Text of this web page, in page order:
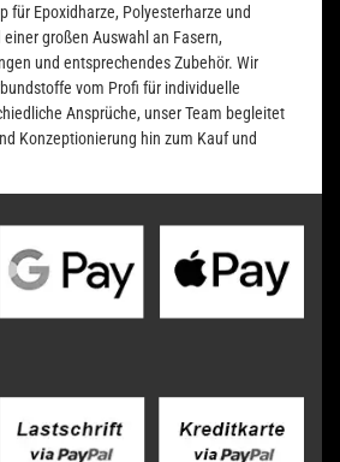
für Epoxidharze, Polyesterharze und
großen Auswahl an Fasern,
und entsprechendes Zubehör. Wir
vom Profi für individuelle
Ansprüche, unser Team begleitet
Konzeptionierung hin zum Kauf und